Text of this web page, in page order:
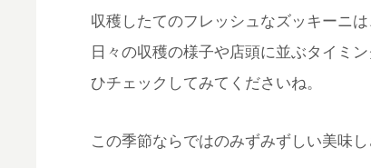
収穫したてのフレッシュなズッキーニ
日々の収穫の様子や店頭に並ぶタイミ
ひチェックしてみてくださいね。
この季節ならではのみずみずしい美味